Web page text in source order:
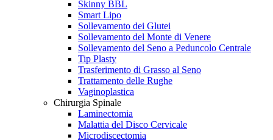
Skinny BBL
Smart Lipo
Sollevamento dei Glutei
Sollevamento del Monte di Venere
Sollevamento del Seno a Peduncolo Centrale
Tip Plasty
Trasferimento di Grasso al Seno
Trattamento delle Rughe
Vaginoplastica
Chirurgia Spinale
Laminectomia
Malattia del Disco Cervicale
Microdiscectomia